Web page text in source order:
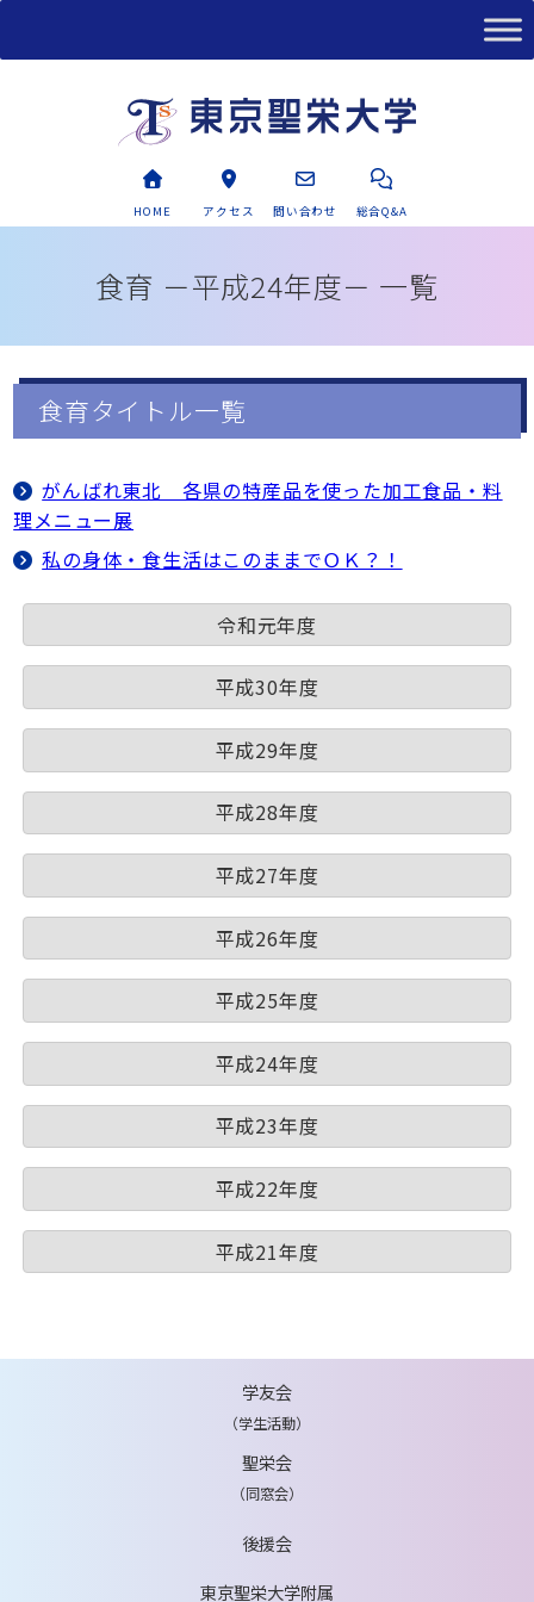
HOME アクセス 問い合わせ 総合Q&A
食育 －平成24年度－ 一覧
食育タイトル一覧
がんばれ東北 各県の特産品を使った加工食品・料
理メニュー展
私の身体・食生活はこのままでＯＫ？！
令和元年度
平成30年度
平成29年度
平成28年度
平成27年度
平成26年度
平成25年度
平成24年度
平成23年度
平成22年度
平成21年度
学友会
（学生活動）
聖栄会
（同窓会）
後援会
東京聖栄大学附属